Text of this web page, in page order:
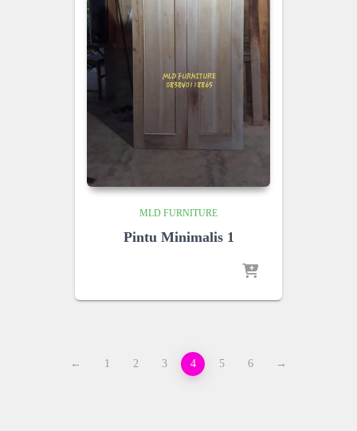
MLD FURNITURE
Pintu Minimalis 1
← 1 2 3 4 5 6 →